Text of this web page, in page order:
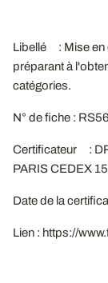
Libellé : Mise en
préparant à
catégories.
N° de fiche :
Certificateur :
PARIS CEDEX 15
Date de la
Lien : https://